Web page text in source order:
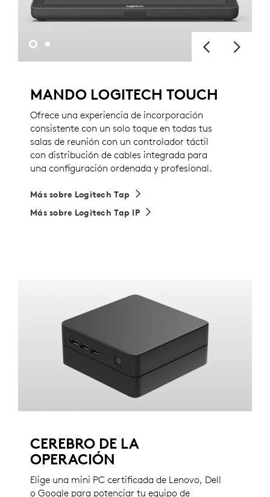
MANDO LOGITECH TOUCH
Ofrece una experiencia de incorporación
consistente con un solo toque en todas tus
salas de reunión con un controlador táctil
con distribución de cables integrada para
una configuración ordenada y profesional.
Más sobre Logitech Tap
Más sobre Logitech Tap IP
CEREBRO DE LA
OPERACIÓN
Elige una mini PC certificada de Lenovo, Dell
o Google para potenciar tu equipo de